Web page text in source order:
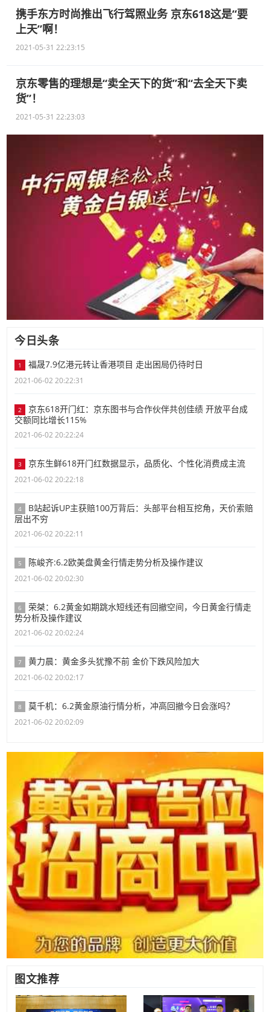
携手东方时尚推出飞行驾照业务 京东618这是“要
上天”啊！
2021-05-31 22:23:15
京东零售的理想是“卖全天下的货”和“去全天下卖
货”！
2021-05-31 22:23:03
今日头条
1 福晟7.9亿港元转让香港项目 走出困局仍待时日
2021-06-02 20:22:31
2
京东618开门红：京东图书与合作伙伴共创佳绩 开放平台成
交额同比增长115%
2021-06-02 20:22:24
3 京东生鲜618开门红数据显示，品质化、个性化消费成主流
2021-06-02 20:22:18
4
B站起诉UP主获赔100万背后：头部平台相互挖角，天价索赔
层出不穷
2021-06-02 20:22:11
5 陈峻齐:6.2欧美盘黄金行情走势分析及操作建议
2021-06-02 20:02:30
6
荣桀：6.2黄金如期跳水短线还有回撤空间，今日黄金行情走
势分析及操作建议
2021-06-02 20:02:24
7 黄力晨：黄金多头犹豫不前 金价下跌风险加大
2021-06-02 20:02:17
8 莫千机：6.2黄金原油行情分析，冲高回撤今日会涨吗？
2021-06-02 20:02:09
图文推荐